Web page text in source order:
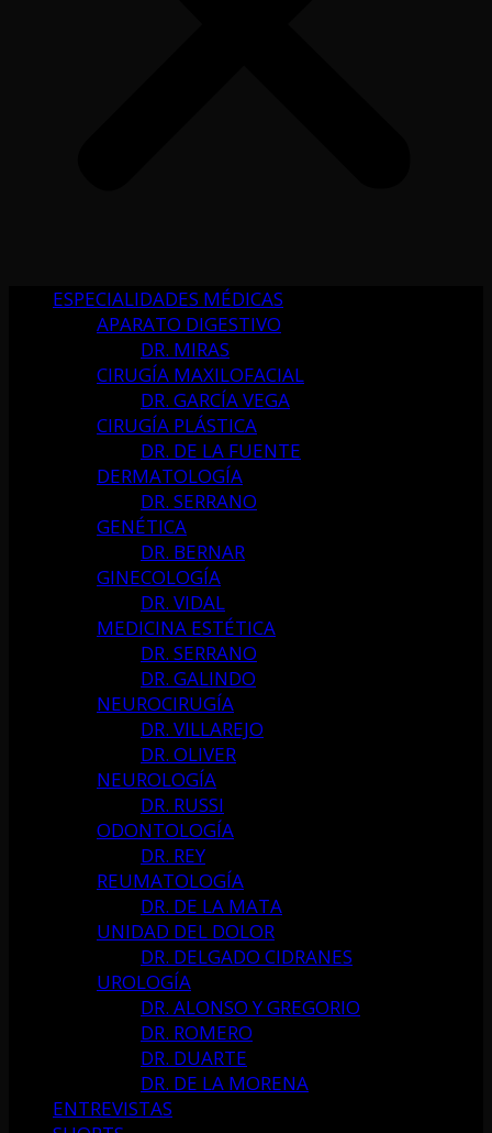
ESPECIALIDADES MÉDICAS
APARATO DIGESTIVO
DR. MIRAS
CIRUGÍA MAXILOFACIAL
DR. GARCÍA VEGA
CIRUGÍA PLÁSTICA
DR. DE LA FUENTE
DERMATOLOGÍA
DR. SERRANO
GENÉTICA
DR. BERNAR
GINECOLOGÍA
DR. VIDAL
MEDICINA ESTÉTICA
DR. SERRANO
DR. GALINDO
NEUROCIRUGÍA
DR. VILLAREJO
DR. OLIVER
NEUROLOGÍA
DR. RUSSI
ODONTOLOGÍA
DR. REY
REUMATOLOGÍA
DR. DE LA MATA
UNIDAD DEL DOLOR
DR. DELGADO CIDRANES
UROLOGÍA
DR. ALONSO Y GREGORIO
DR. ROMERO
DR. DUARTE
DR. DE LA MORENA
ENTREVISTAS